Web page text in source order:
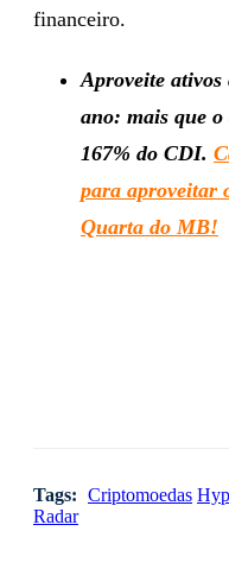
financeiro.
Aproveite ativos
ano: mais que o
167% do CDI.
para aproveitar
Quarta do MB!
Tags: Criptomoedas
Radar